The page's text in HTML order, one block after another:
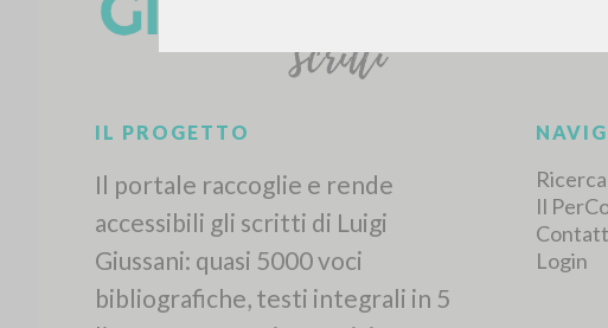
TIPOLOGIA OPERA